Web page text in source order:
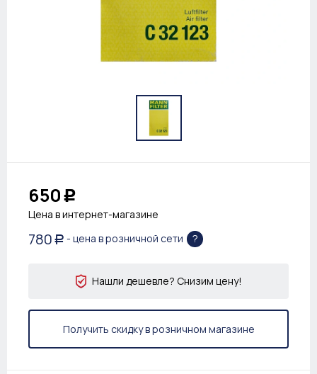
650 Р
Цена в интернет-магазине
780 Р - цена в розничной сети ?
Нашли дешевле? Снизим цену!
Получить скидку в розничном магазине